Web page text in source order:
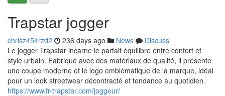
Trapstar jogger
chrisz454rzd2 236 days ago News
Discuss
Le jogger Trapstar incarne le parfait équilibre entre confort et
style urbain. Fabriqué avec des matériaux de qualité, il présente
une coupe moderne et le logo emblématique de la marque, idéal
pour un look streetwear décontracté et tendance au quotidien.
https://www.fr-trapstar.com/joggeur/